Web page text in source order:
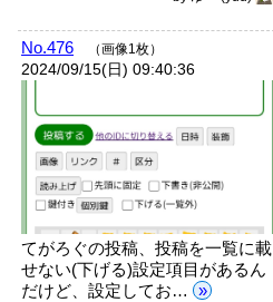
No.476 （画像1枚）
2024/09/15(日) 09:40:36
てがろぐの投稿、投稿を一覧に載
せない(下げる)設定項目があるん
だけど、設定してお… »